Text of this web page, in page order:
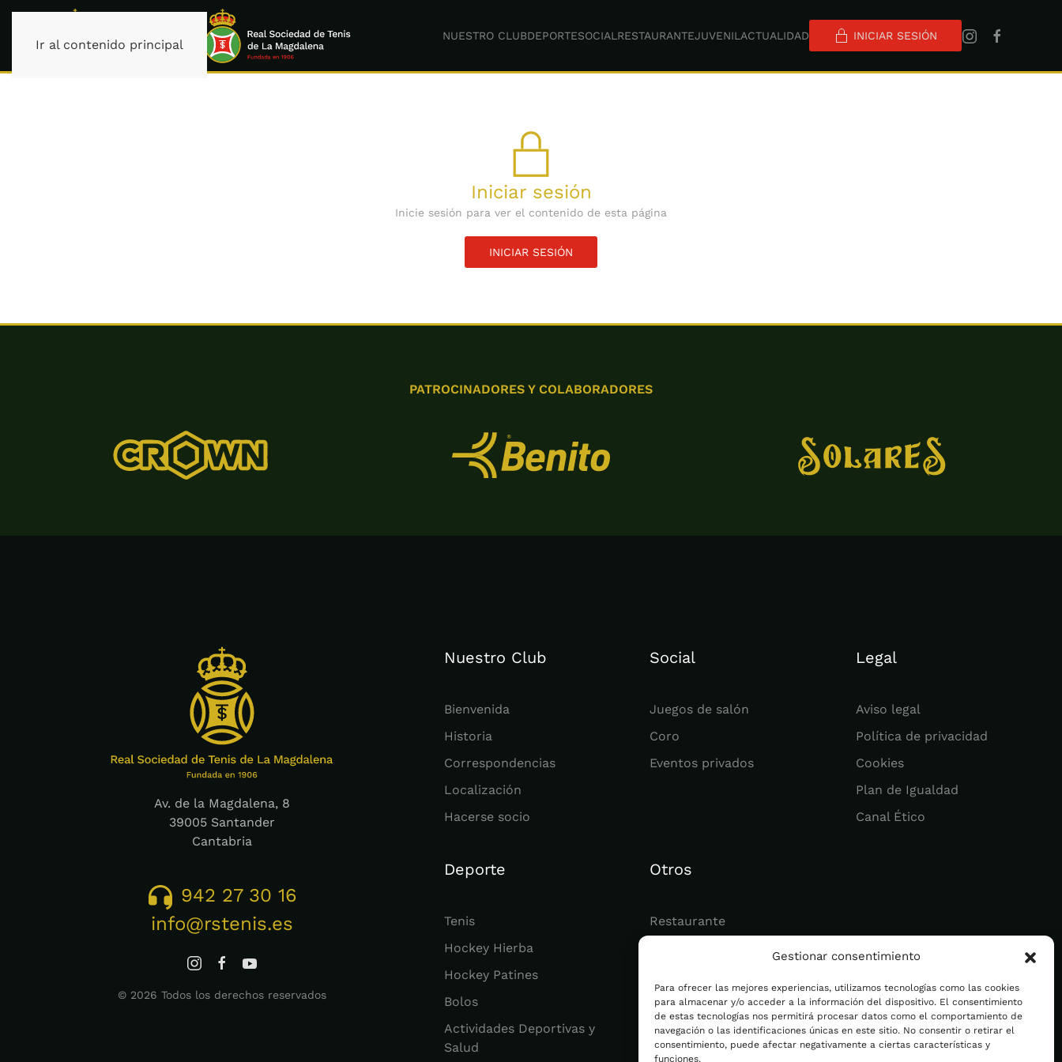
Gestionar consentimiento
Para ofrecer las mejores experiencias, utilizamos tecnologías como las cookies
para almacenar y/o acceder a la información del dispositivo. El consentimiento
de estas tecnologías nos permitirá procesar datos como el comportamiento de
navegación o las identificaciones únicas en este sitio. No consentir o retirar el
consentimiento, puede afectar negativamente a ciertas características y
funciones.
Ir al contenido principal
NUESTRO CLUBDEPORTESOCIAL RESTAURANTEJUVENIL ACTUALIDAD INICIAR SESIÓN
Iniciar sesión
Inicie sesión para ver el contenido de esta página
INICIAR SESIÓN
PATROCINADORES Y COLABORADORES
Av. de la Magdalena, 8
39005 Santander
Cantabria
942 27 30 16
info@rstenis.es
© 2026 Todos los derechos reservados
Nuestro Club
Bienvenida
Historia
Correspondencias
Localización
Hacerse socio
Deporte
Tenis
Hockey Hierba
Hockey Patines
Bolos
Actividades Deportivas y
Salud
Social
Juegos de salón
Coro
Eventos privados
Otros
Restaurante
Legal
Aviso legal
Política de privacidad
Cookies
Plan de Igualdad
Canal Ético